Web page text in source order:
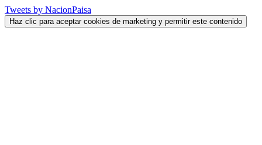
Tweets by NacionPaisa
Haz clic para aceptar cookies de marketing y permitir este contenido